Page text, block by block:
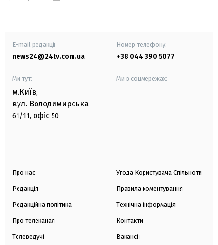
E-mail редакції
news24@24tv.com.ua
Номер телефону:
+38 044 390 5077
Ми тут:
м.Київ,
вул. Володимирська
61/11, офіс 50
Ми в соцмережах:
Про нас
Редакція
Редакційна політика
Про телеканал
Телеведучі
Угода Користувача Спільноти
Правила коментування
Технічна інформація
Контакти
Вакансії